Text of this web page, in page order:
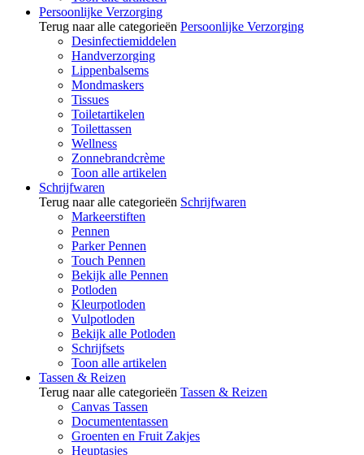
Persoonlijke Verzorging
Terug naar alle categorieën Persoonlijke Verzorging
Desinfectiemiddelen
Handverzorging
Lippenbalsems
Mondmaskers
Tissues
Toiletartikelen
Toilettassen
Wellness
Zonnebrandcrème
Toon alle artikelen
Schrijfwaren
Terug naar alle categorieën Schrijfwaren
Markeerstiften
Pennen
Parker Pennen
Touch Pennen
Bekijk alle Pennen
Potloden
Kleurpotloden
Vulpotloden
Bekijk alle Potloden
Schrijfsets
Toon alle artikelen
Tassen & Reizen
Terug naar alle categorieën Tassen & Reizen
Canvas Tassen
Documententassen
Groenten en Fruit Zakjes
Heuptasjes